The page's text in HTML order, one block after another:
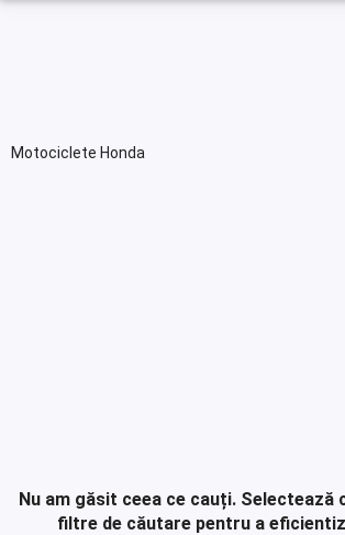
Motociclete Honda
Nu am găsit ceea ce cauți. Selectează
filtre de căutare pentru a